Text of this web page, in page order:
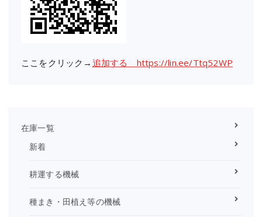
ここをクリック→ 追加する https://lin.ee/Ttq52WP
在庫一覧
新着
耕運する機械
種まき・田植え等の機械